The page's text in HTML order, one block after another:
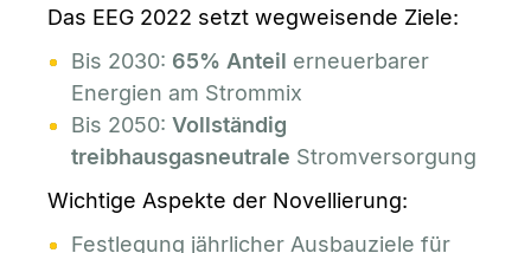
Das EEG 2022 setzt wegweisende Ziele:
Bis 2030: 65% Anteil erneuerbarer
Energien am Strommix
Bis 2050: Vollständig
treibhausgasneutrale Stromversorgung
Wichtige Aspekte der Novellierung:
Festlegung jährlicher Ausbauziele für